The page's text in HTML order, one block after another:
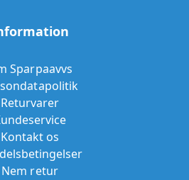
Sparpaavvs
Returvarer
Kontakt os
Nem retur